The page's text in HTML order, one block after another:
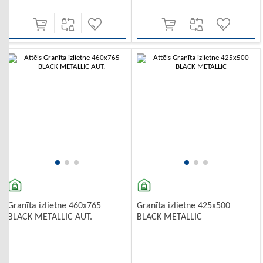
Granīta izlietne 460x765
BLACK METALLIC AUT.
Granīta izlietne 425x500
BLACK METALLIC